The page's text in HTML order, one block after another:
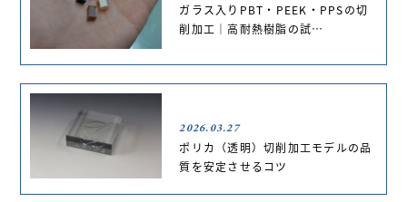
ガラス入りPBT・PEEK・PPSの切
削加工｜高耐熱樹脂の試…
2026.03.27
ポリカ（透明）切削加工モデルの品
質を安定させるコツ